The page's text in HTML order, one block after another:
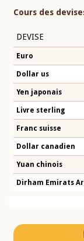
Cours des
DEVISE
Euro
Dollar us
Yen japonais
Livre sterling
Franc suisse
Dollar canadien
Yuan chinois
Dirham Emirats